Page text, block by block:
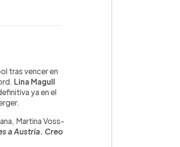
tras vencer en
Lina Magull
ya en el
Martina Voss-
a Austria. Creo